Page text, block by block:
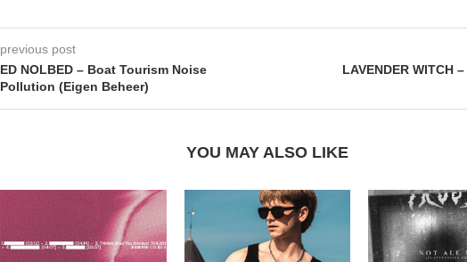
previous post
ED NOLBED – Boat Tourism Noise
Pollution (Eigen Beheer)
LAVENDER WITCH
YOU MAY ALSO LIKE